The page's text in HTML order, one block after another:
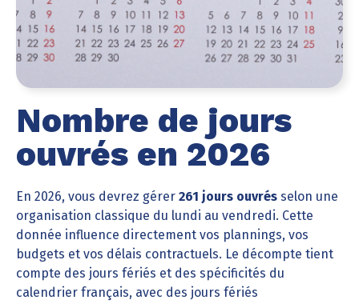
Nombre de jours
ouvrés en 2026
En 2026, vous devrez gérer 261 jours ouvrés selon une
organisation classique du lundi au vendredi. Cette
donnée influence directement vos plannings, vos
budgets et vos délais contractuels. Le décompte tient
compte des jours fériés et des spécificités du
calendrier français, avec des jours fériés